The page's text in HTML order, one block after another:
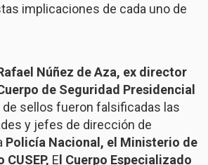
implicaciones de cada uno de
Núñez de Aza, ex director
de Seguridad Presidencial
de sellos fueron falsificadas las
y jefes de dirección de
Policía Nacional, el Ministerio de
El Cuerpo Especializado